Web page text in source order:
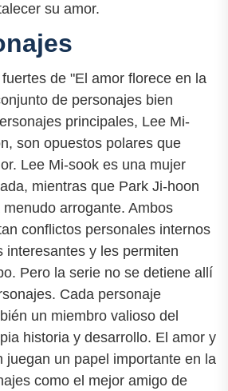
su amor.
de "El amor florece en la
de personajes bien
principales, Lee Mi-
son opuestos polares que
Lee Mi-sook es una mujer
mientras que Park Ji-hoon
arrogante. Ambos
conflictos personales internos
interesantes y les permiten
Pero la serie no se detiene allí
Cada personaje
un miembro valioso del
historia y desarrollo. El amor y
juegan un papel importante en la
como el mejor amigo de